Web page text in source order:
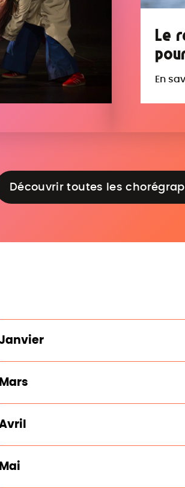
Le
En
Découvrir toutes les
Mars
Mai